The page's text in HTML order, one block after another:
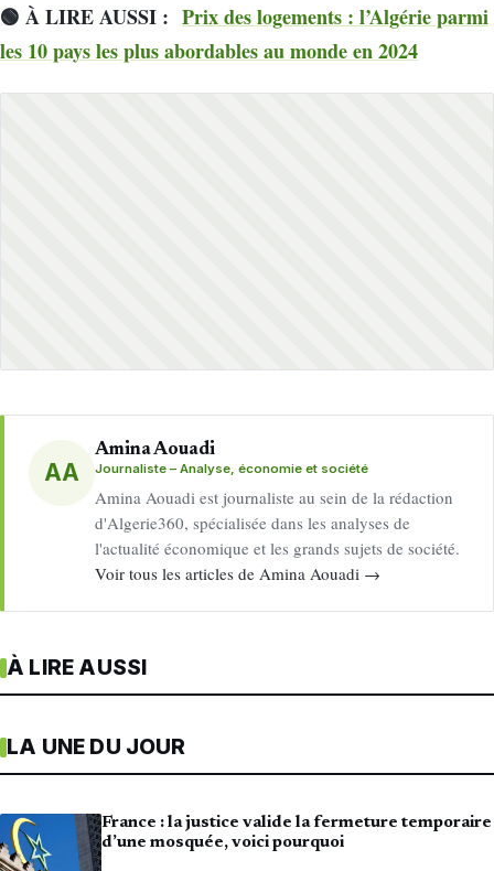
🟢 À LIRE AUSSI : Prix des logements : l’Algérie parmi
les 10 pays les plus abordables au monde en 2024
AA
Amina Aouadi
Journaliste – Analyse, économie et société
Amina Aouadi est journaliste au sein de la rédaction
d'Algerie360, spécialisée dans les analyses de
l'actualité économique et les grands sujets de société.
Voir tous les articles de Amina Aouadi →
À LIRE AUSSI
LA UNE DU JOUR
France : la justice valide la fermeture temporaire
d’une mosquée, voici pourquoi